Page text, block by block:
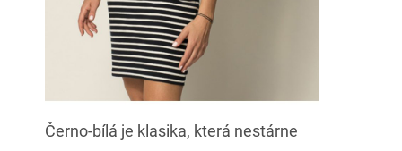
Černo-bílá je klasika, která nestárne